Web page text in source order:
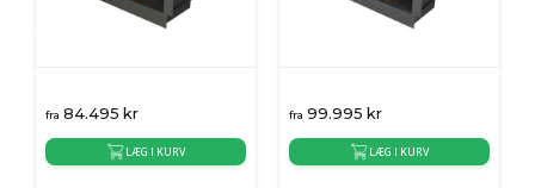
fra 84.495 kr
LÆG I KURV
fra 99.995 kr
LÆG I KURV